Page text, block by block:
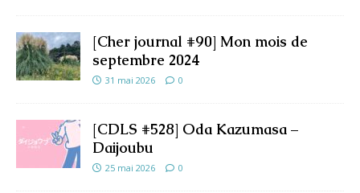
[Cher journal #90] Mon mois de
septembre 2024
31 mai 2026 0
[CDLS #528] Oda Kazumasa –
Daijoubu
25 mai 2026 0